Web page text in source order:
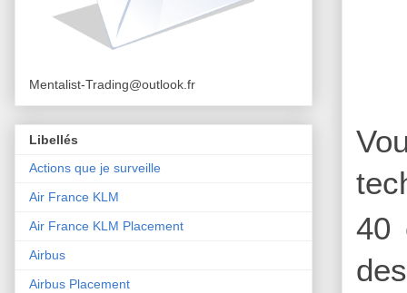
40
Mentalist-Trading@outlook.fr
Libellés
Actions que je surveille
Air France KLM
Air France KLM Placement
Airbus
Airbus Placement